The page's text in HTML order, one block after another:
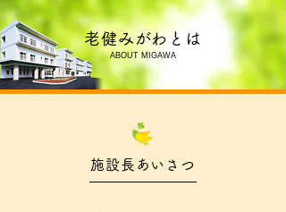
老健みがわとは
ABOUT MIGAWA
施設長あいさつ